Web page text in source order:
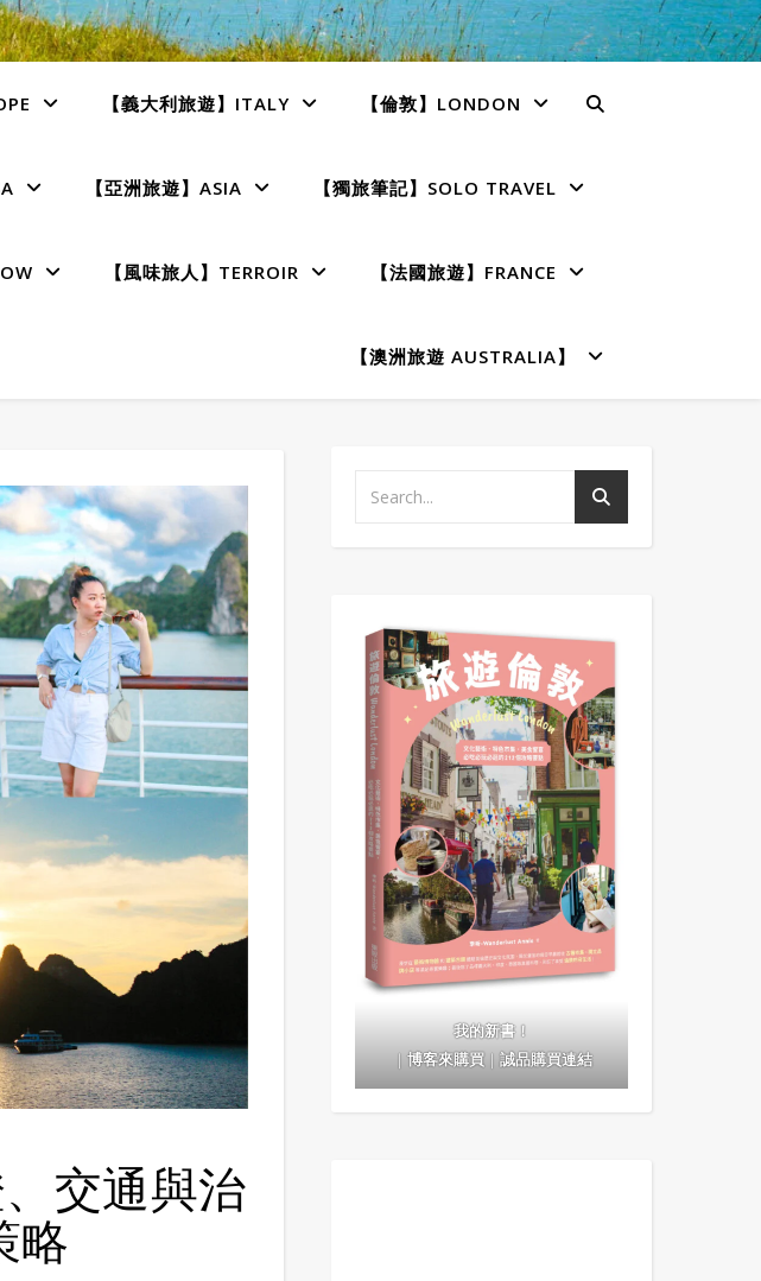
【義大利旅遊】ITALY 【倫敦】LONDON
【亞洲旅遊】ASIA 【獨旅筆記】SOLO TRAVEL
【風味旅人】TERROIR 【法國旅遊】FRANCE
【澳洲旅遊 AUSTRALIA】
交通與治
略
我的新書！
｜博客來購買｜誠品購買連結